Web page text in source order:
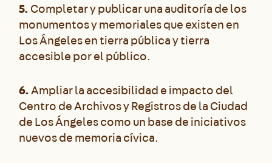
5.Completar y publicar una auditoría de los
monumentos y memoriales que existen en
Los Ángeles en tierra pública y tierra
accesible por el público.
6.Ampliar la accesibilidad e impacto del
Centro de Archivos y Registros de la Ciudad
de Los Ángeles como un base de iniciativos
nuevos de memoria cívica.